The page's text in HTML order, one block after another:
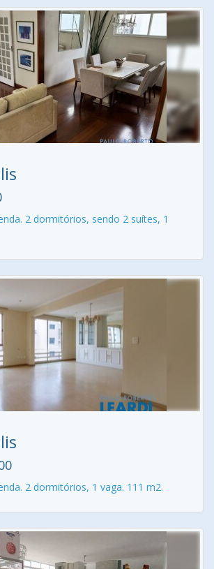
2 dormitórios, sendo 2 suítes, 1
2 dormitórios, 1 vaga. 111 m2.